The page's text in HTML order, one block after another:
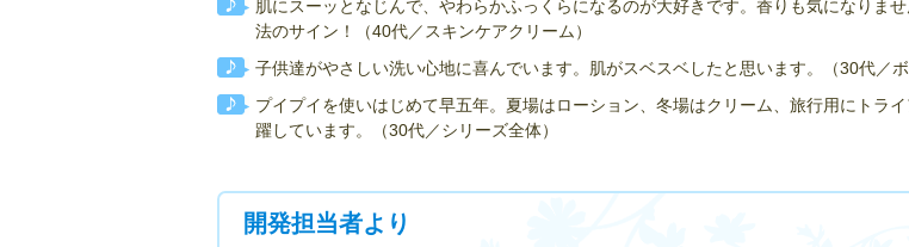
肌にスーッとなじんで、やわらかふっくらになるのが大好きです。香りも気になりま
法のサイン！（40代／スキンケアクリーム）
子供達がやさしい洗い心地に喜んでいます。肌がスベスベしたと思います。（30代／ボ
プイプイを使いはじめて早五年。夏場はローション、冬場はクリーム、旅行用にトラ
躍しています。（30代／シリーズ全体）
開発担当者より